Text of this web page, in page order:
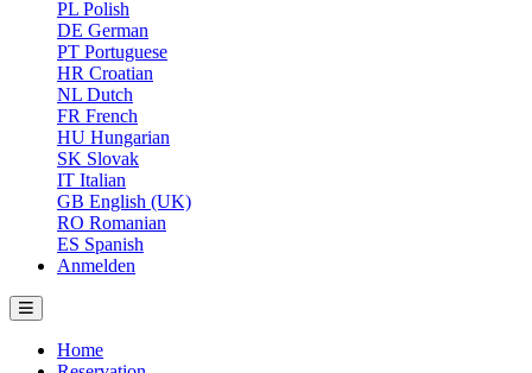
PL Polish
DE German
PT Portuguese
HR Croatian
NL Dutch
FR French
HU Hungarian
SK Slovak
IT Italian
GB English (UK)
RO Romanian
ES Spanish
Anmelden
Home